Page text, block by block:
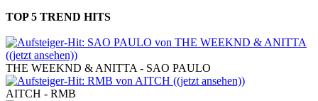
TOP 5 TREND HITS
THE WEEKND & ANITTA - SAO PAULO
AITCH - RMB